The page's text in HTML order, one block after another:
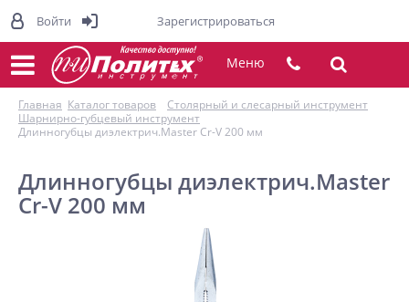
Меню
Главная Каталог товаров
Столярный и слесарный инструмент
Шарнирно-губцевый инструмент
Длинногубцы диэлектрич.Master Cr-V 200 мм
Длинногубцы диэлектрич.Master
Cr-V 200 мм
Войти Зарегистрироваться